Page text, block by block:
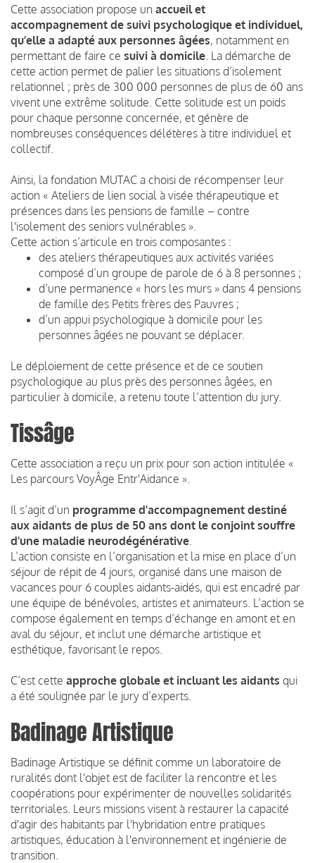
Cette association propose un accueil et
accompagnement de suivi psychologique et individuel,
qu’elle a adapté aux personnes âgées, notamment en
permettant de faire ce suivi à domicile . La démarche de
cette action permet de palier les situations d’isolement
relationnel ; près de 300 000 personnes de plus de 60 ans
vivent une extrême solitude. Cette solitude est un poids
pour chaque personne concernée, et génère de
nombreuses conséquences délétères à titre individuel et
collectif.
Ainsi, la fondation MUTAC a choisi de récompenser leur
action « Ateliers de lien social à visée thérapeutique et
présences dans les pensions de famille – contre
l'isolement des seniors vulnérables ».
Cette action s’articule en trois composantes :
des ateliers thérapeutiques aux activités variées
composé d’un groupe de parole de 6 à 8 personnes ;
d’une permanence « hors les murs » dans 4 pensions
de famille des Petits frères des Pauvres ;
d’un appui psychologique à domicile pour les
personnes âgées ne pouvant se déplacer.
Le déploiement de cette présence et de ce soutien
psychologique au plus près des personnes âgées, en
particulier à domicile, a retenu toute l’attention du jury.
Tissâge
Cette association a reçu un prix pour son action intitulée «
Les parcours VoyÂge Entr'Aidance ».
Il s’agit d’un programme d'accompagnement destiné
aux aidants de plus de 50 ans dont le conjoint souffre
d'une maladie neurodégénérative
L’action consiste en l’organisation et la mise en place d’un
séjour de répit de 4 jours, organisé dans une maison de
vacances pour 6 couples aidants-aidés, qui est encadré par
une équipe de bénévoles, artistes et animateurs. L’action se
compose également en temps d’échange en amont et en
aval du séjour, et inclut une démarche artistique et
esthétique, favorisant le repos.
C’est cette approche globale et incluant les aidants qui
a été soulignée par le jury d’experts.
Badinage Artistique
Badinage Artistique se définit comme un laboratoire de
ruralités dont l'objet est de faciliter la rencontre et les
coopérations pour expérimenter de nouvelles solidarités
territoriales. Leurs missions visent à restaurer la capacité
d'agir des habitants par l'hybridation entre pratiques
artistiques, éducation à l'environnement et ingénierie de
transition.